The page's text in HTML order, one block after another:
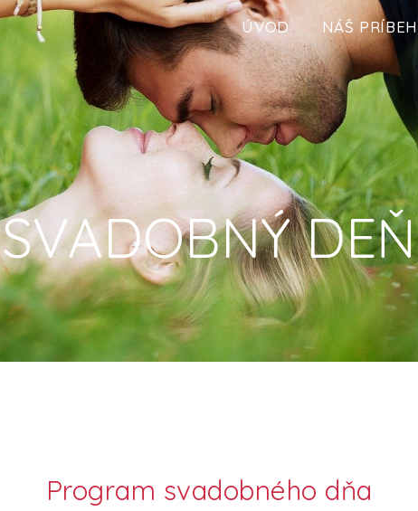
ÚVOD NÁŠ PRÍBEH
SVADOBNÝ DEŇ
Program svadobného dňa